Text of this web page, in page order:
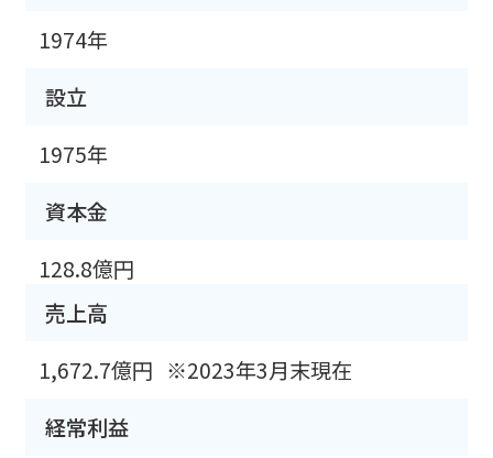
1974年
設立
1975年
資本金
128.8億円
売上高
1,672.7億円 ※2023年3月末現在
経常利益